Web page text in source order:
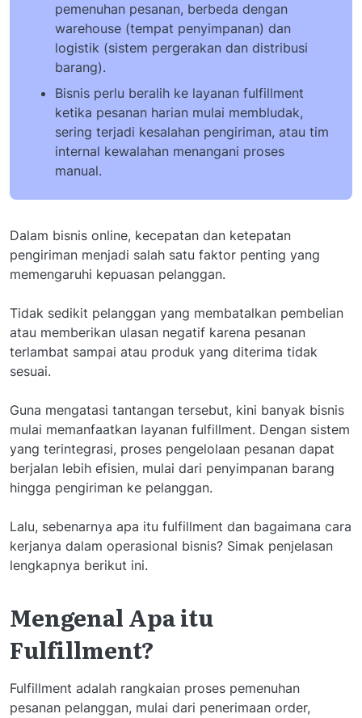
pemenuhan pesanan, berbeda dengan
warehouse (tempat penyimpanan) dan
logistik (sistem pergerakan dan distribusi
barang).
Bisnis perlu beralih ke layanan fulfillment
ketika pesanan harian mulai membludak,
sering terjadi kesalahan pengiriman, atau tim
internal kewalahan menangani proses
manual.
Dalam bisnis online, kecepatan dan ketepatan
pengiriman menjadi salah satu faktor penting yang
memengaruhi kepuasan pelanggan.
Tidak sedikit pelanggan yang membatalkan pembelian
atau memberikan ulasan negatif karena pesanan
terlambat sampai atau produk yang diterima tidak
sesuai.
Guna mengatasi tantangan tersebut, kini banyak bisnis
mulai memanfaatkan layanan fulfillment. Dengan sistem
yang terintegrasi, proses pengelolaan pesanan dapat
berjalan lebih efisien, mulai dari penyimpanan barang
hingga pengiriman ke pelanggan.
Lalu, sebenarnya apa itu fulfillment dan bagaimana cara
kerjanya dalam operasional bisnis? Simak penjelasan
lengkapnya berikut ini.
Mengenal Apa itu
Fulfillment?
Fulfillment adalah rangkaian proses pemenuhan
pesanan pelanggan, mulai dari penerimaan order,